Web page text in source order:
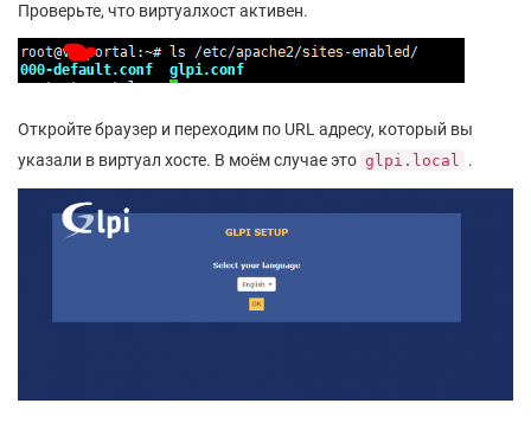
Проверьте, что виртуалхост активен.
Откройте браузер и переходим по URL адресу, который вы
указали в виртуал хосте. В моём случае это glpi.local .